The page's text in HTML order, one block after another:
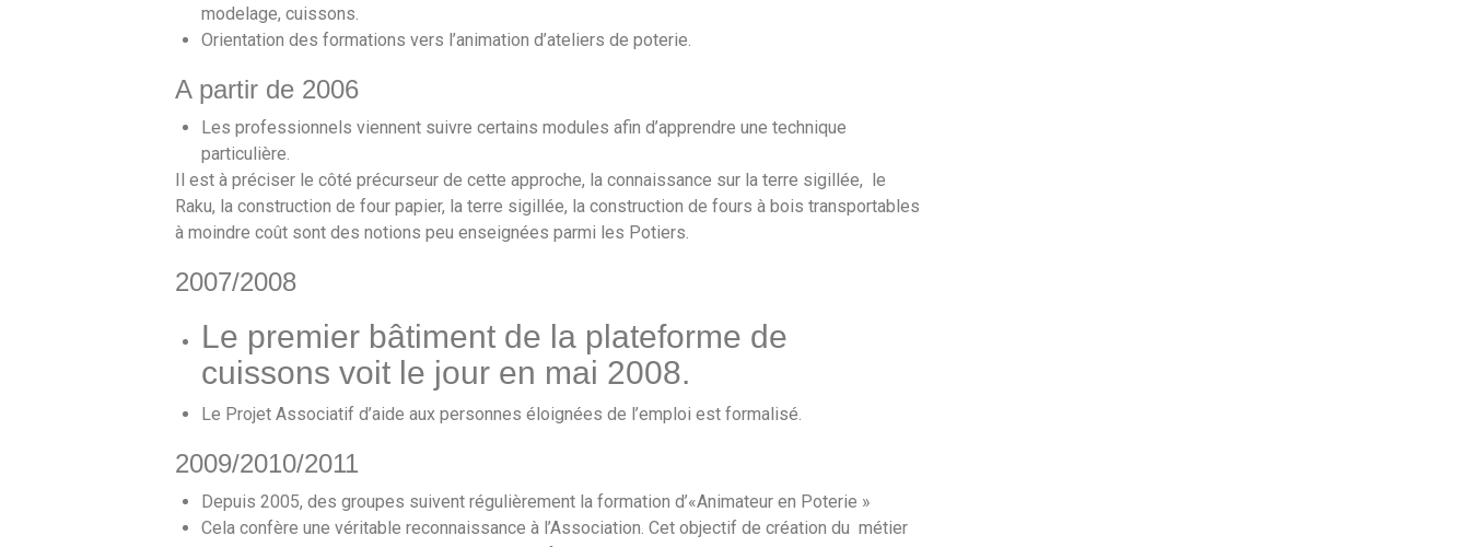
modelage, cuissons.
Orientation des formations vers l’animation d’ateliers de poterie.
A partir de 2006
Les professionnels viennent suivre certains modules afin d’apprendre une technique
particulière.
Il est à préciser le côté précurseur de cette approche, la connaissance sur la terre sigillée, le
Raku, la construction de four papier, la terre sigillée, la construction de fours à bois transportables
à moindre coût sont des notions peu enseignées parmi les Potiers.
2007/2008
Le premier bâtiment de la plateforme de
cuissons voit le jour en mai 2008.
Le Projet Associatif d’aide aux personnes éloignées de l’emploi est formalisé.
2009/2010/2011
Depuis 2005, des groupes suivent régulièrement la formation d’«Animateur en Poterie »
Cela confère une véritable reconnaissance à l’Association. Cet objectif de création du métier